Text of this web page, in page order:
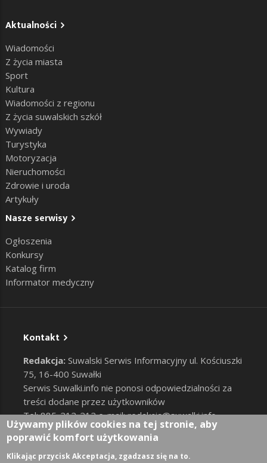
Aktualności
Wiadomości
Z życia miasta
Sport
Kultura
Wiadomości z regionu
Z życia suwalskich szkół
Wywiady
Turystyka
Motoryzacja
Nieruchomości
Zdrowie i uroda
Artykuły
Nasze serwisy
Ogłoszenia
Konkursy
Katalog firm
Informator medyczny
Kontakt
Redakcja: Suwalski Serwis Informacyjny ul. Kościuszki
75, 16-400 Suwałki
Serwis Suwalki.info nie ponosi odpowiedzialności za
treści dodane przez użytkowników
Tel: 885-212-212 e-mail:redakcja@suwalki.info,
reklama@suwalki.info
RODO |Cookies
Zaloguj
Używamy plików cookies na tej stronie, aby
poprawić komfort użytkowania
Klikając przycisk Akceptacja, zgadzasz się na to.